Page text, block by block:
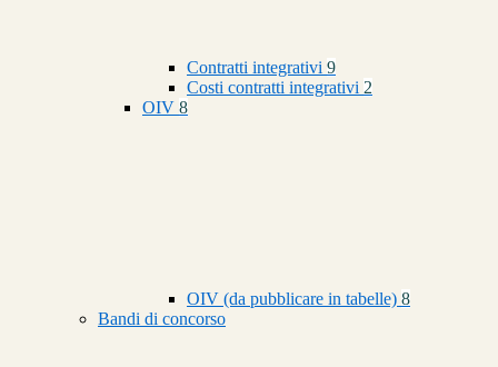
Contratti integrativi 9
Costi contratti integrativi 2
OIV 8
OIV (da pubblicare in tabelle) 8
Bandi di concorso